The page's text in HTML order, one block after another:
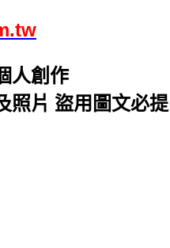
人創作
照片 盜用圖文必